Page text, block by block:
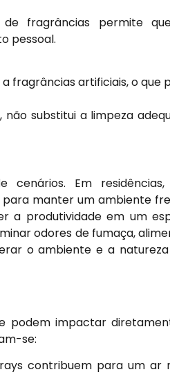
fragrâncias permite
pessoal.
fragrâncias artificiais, o que
substitui a limpeza
cenários. Em residências,
manter um ambiente
a produtividade em um
odores de fumaça,
o ambiente e a
podem impactar
se:
contribuem para um ar